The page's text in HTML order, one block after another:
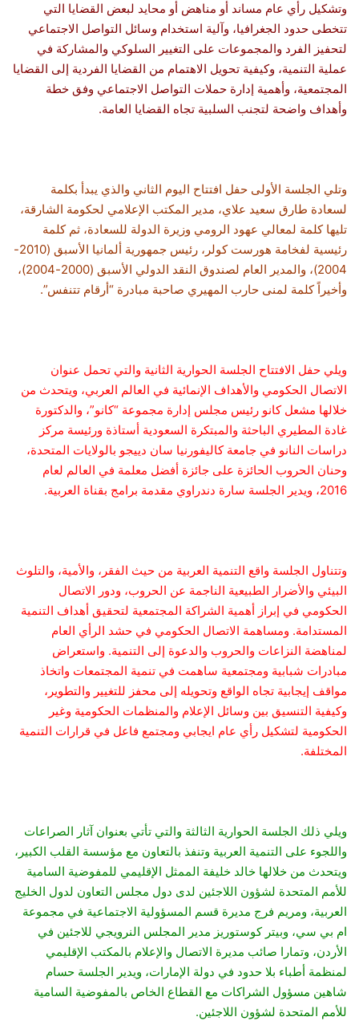
وتشكيل رأي عام مساند أو مناهض أو محايد لبعض القضايا التي
تتخطى حدود الجغرافيا، وآلية استخدام وسائل التواصل الاجتماعي
لتحفيز الفرد والمجموعات على التغيير السلوكي والمشاركة في
عملية التنمية، وكيفية تحويل الاهتمام من القضايا الفردية إلى القضايا
المجتمعية، وأهمية إدارة حملات التواصل الاجتماعي وفق خطة
وأهداف واضحة لتجنب السلبية تجاه القضايا العامة.
وتلي الجلسة الأولى حفل افتتاح اليوم الثاني والذي يبدأ بكلمة
لسعادة طارق سعيد علاي، مدير المكتب الإعلامي لحكومة الشارقة،
تليها كلمة لمعالي عهود الرومي وزيرة الدولة للسعادة، ثم كلمة
رئيسية لفخامة هورست كولر، رئيس جمهورية ألمانيا الأسبق (2010-
2004)، والمدير العام لصندوق النقد الدولي الأسبق (2000-2004)،
وأخيراً كلمة لمنى حارب المهيري صاحبة مبادرة “أرقام تتنفس”.
ويلي حفل الافتتاح الجلسة الحوارية الثانية والتي تحمل عنوان
الاتصال الحكومي والأهداف الإنمائية في العالم العربي، ويتحدث من
خلالها مشعل كانو رئيس مجلس إدارة مجموعة “كانو”، والدكتورة
غادة المطيري الباحثة والمبتكرة السعودية أستاذة ورئيسة مركز
دراسات النانو في جامعة كاليفورنيا سان دييجو بالولايات المتحدة،
وحنان الحروب الحائزة على جائزة أفضل معلمة في العالم لعام
2016، ويدير الجلسة سارة دندراوي مقدمة برامج بقناة العربية.
وتتناول الجلسة واقع التنمية العربية من حيث الفقر، والأمية، والتلوث
البيئي والأضرار الطبيعية الناجمة عن الحروب، ودور الاتصال
الحكومي في إبراز أهمية الشراكة المجتمعية لتحقيق أهداف التنمية
المستدامة. ومساهمة الاتصال الحكومي في حشد الرأي العام
لمناهضة النزاعات والحروب والدعوة إلى التنمية. واستعراض
مبادرات شبابية ومجتمعية ساهمت في تنمية المجتمعات واتخاذ
مواقف إيجابية تجاه الواقع وتحويله إلى محفز للتغيير والتطوير،
وكيفية التنسيق بين وسائل الإعلام والمنظمات الحكومية وغير
الحكومية لتشكيل رأي عام ايجابي ومجتمع فاعل في قرارات التنمية
المختلفة.
ويلي ذلك الجلسة الحوارية الثالثة والتي تأتي بعنوان آثار الصراعات
واللجوء على التنمية العربية وتنفذ بالتعاون مع مؤسسة القلب الكبير،
ويتحدث من خلالها خالد خليفة الممثل الإقليمي للمفوضية السامية
للأمم المتحدة لشؤون اللاجئين لدى دول مجلس التعاون لدول الخليج
العربية، ومريم فرج مديرة قسم المسؤولية الاجتماعية في مجموعة
ام بي سي، وبيتر كوستوريز مدير المجلس النرويجي للاجئين في
الأردن، وتمارا صائب مديرة الاتصال والإعلام بالمكتب الإقليمي
لمنظمة أطباء بلا حدود في دولة الإمارات، ويدير الجلسة حسام
شاهين مسؤول الشراكات مع القطاع الخاص بالمفوضية السامية
للأمم المتحدة لشؤون اللاجئين.